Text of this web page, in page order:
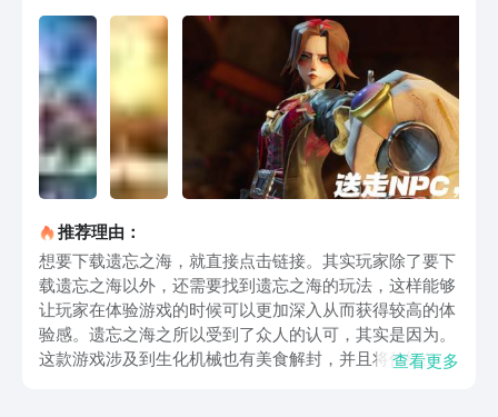
推荐理由：
想要下载遗忘之海，就直接点击链接。其实玩家除了要下
载遗忘之海以外，还需要找到遗忘之海的玩法，这样能够
让玩家在体验游戏的时候可以更加深入从而获得较高的体
验感。遗忘之海之所以受到了众人的认可，其实是因为。
这款游戏涉及到生化机械也有美食解封，并且将传统的木
查看更多